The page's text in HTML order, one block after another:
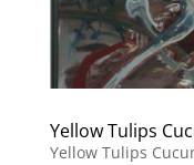
Yellow Tulips
Yellow Tulips